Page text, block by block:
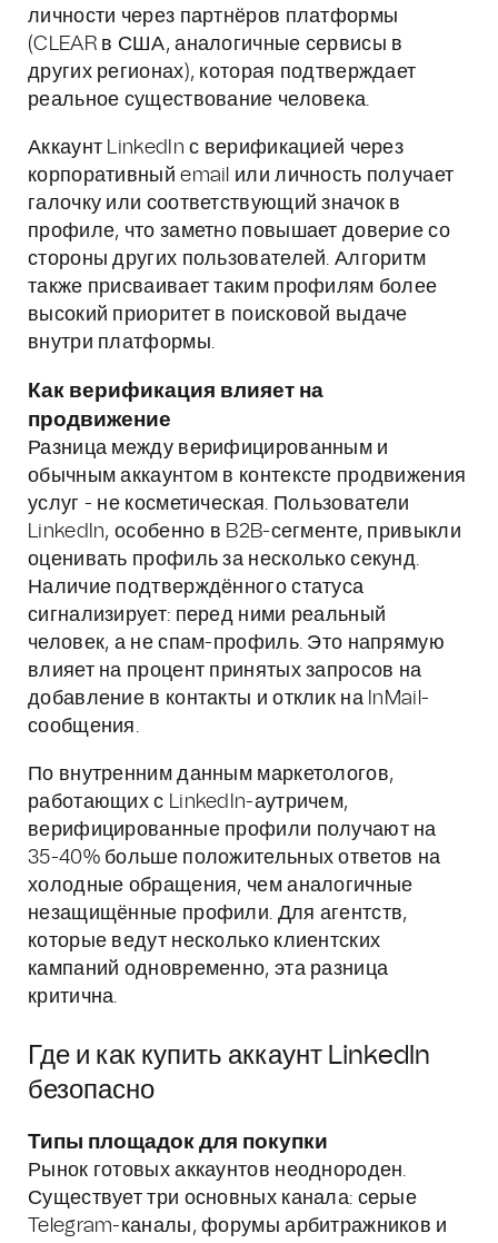
личности через партнёров платформы
(CLEAR в США, аналогичные сервисы в
других регионах), которая подтверждает
реальное существование человека.
Аккаунт LinkedIn с верификацией через
корпоративный email или личность получает
галочку или соответствующий значок в
профиле, что заметно повышает доверие со
стороны других пользователей. Алгоритм
также присваивает таким профилям более
высокий приоритет в поисковой выдаче
внутри платформы.
Как верификация влияет на
продвижение
Разница между верифицированным и
обычным аккаунтом в контексте продвижения
услуг - не косметическая. Пользователи
LinkedIn, особенно в B2B-сегменте, привыкли
оценивать профиль за несколько секунд.
Наличие подтверждённого статуса
сигнализирует: перед ними реальный
человек, а не спам-профиль. Это напрямую
влияет на процент принятых запросов на
добавление в контакты и отклик на InMail-
сообщения.
По внутренним данным маркетологов,
работающих с LinkedIn-аутричем,
верифицированные профили получают на
35-40% больше положительных ответов на
холодные обращения, чем аналогичные
незащищённые профили. Для агентств,
которые ведут несколько клиентских
кампаний одновременно, эта разница
критична.
Где и как купить аккаунт LinkedIn
безопасно
Типы площадок для покупки
Рынок готовых аккаунтов неоднороден.
Существует три основных канала: серые
Telegram-каналы, форумы арбитражников и